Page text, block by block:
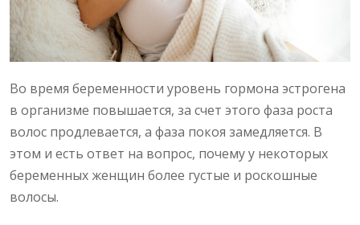
Во время беременности уровень гормона эстрогена
в организме повышается, за счет этого фаза роста
волос продлевается, а фаза покоя замедляется. В
этом и есть ответ на вопрос, почему у некоторых
беременных женщин более густые и роскошные
волосы.